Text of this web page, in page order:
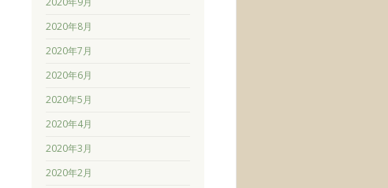
2020年8月
2020年7月
2020年6月
2020年5月
2020年4月
2020年3月
2020年2月